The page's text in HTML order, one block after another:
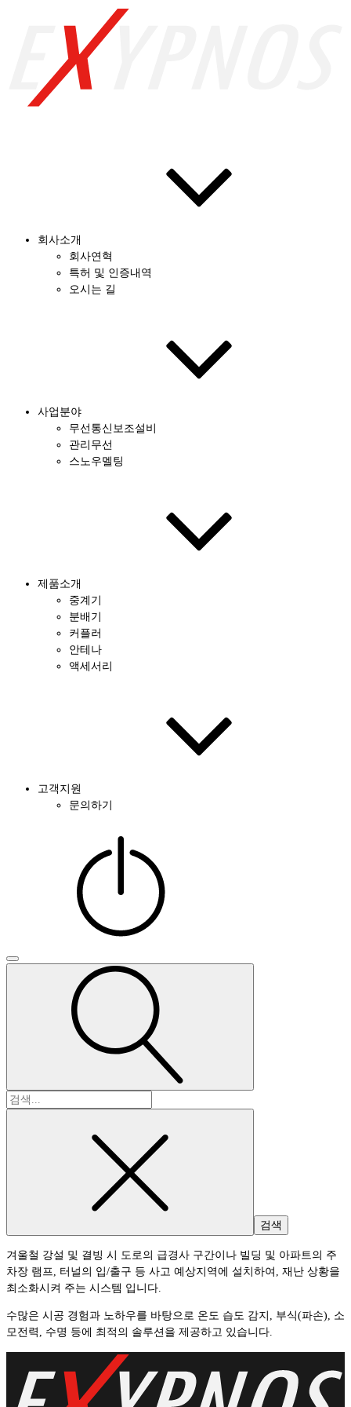
회사소개
회사연혁
특허 및 인증내역
오시는 길
사업분야
무선통신보조설비
관리무선
스노우멜팅
제품소개
중계기
분배기
커플러
안테나
액세서리
고객지원
문의하기
검
색:
겨울철 강설 및 결빙 시 도로의 급경사 구간이나 빌딩 및 아파트의 주
차장 램프, 터널의 입/출구 등 사고 예상지역에 설치하여, 재난 상황을
최소화시켜 주는 시스템 입니다.
수많은 시공 경험과 노하우를 바탕으로 온도 습도 감지, 부식(파손), 소
모전력, 수명 등에 최적의 솔루션을 제공하고 있습니다.